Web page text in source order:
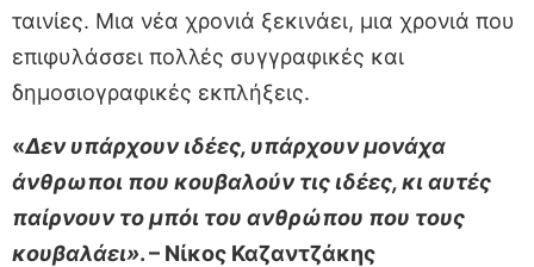
ταινίες. Μια νέα χρονιά ξεκινάει, μια χρονιά που
επιφυλάσσει πολλές συγγραφικές και
δημοσιογραφικές εκπλήξεις.
«Δεν υπάρχουν ιδέες, υπάρχουν μονάχα
άνθρωποι που κουβαλούν τις ιδέες, κι αυτές
παίρνουν το μπόι του ανθρώπου που τους
κουβαλάει». – Νίκος Καζαντζάκης